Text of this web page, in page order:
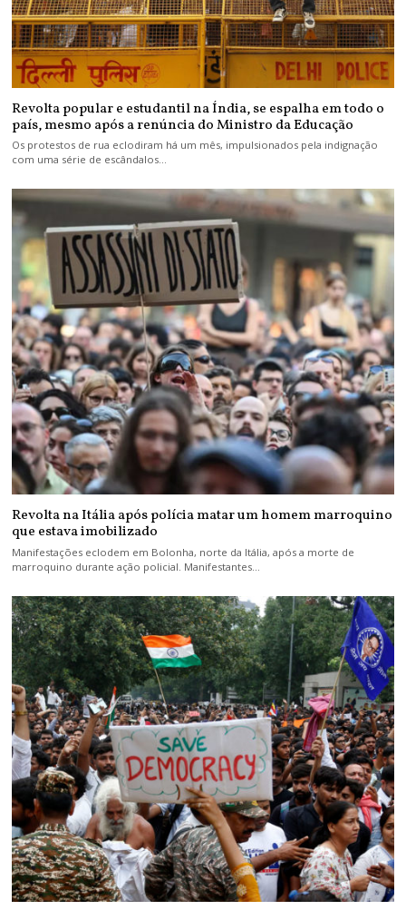
Revolta popular e estudantil na Índia, se espalha em todo o
país, mesmo após a renúncia do Ministro da Educação
Os protestos de rua eclodiram há um mês, impulsionados pela indignação
com uma série de escândalos…
Revolta na Itália após polícia matar um homem marroquino
que estava imobilizado
Manifestações eclodem em Bolonha, norte da Itália, após a morte de
marroquino durante ação policial. Manifestantes…